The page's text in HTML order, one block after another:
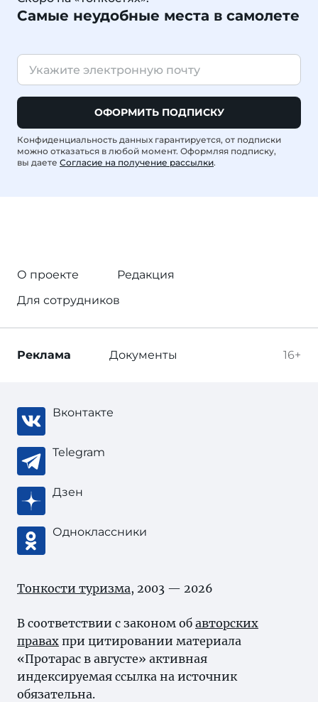
Самые неудобные места в самолете
ОФОРМИТЬ ПОДПИСКУ
Конфиденциальность данных гарантируется, от подписки
можно отказаться в любой момент. Оформляя подписку,
вы даете Согласие на получение рассылки.
О проекте
Редакция
Для сотрудников
16+
Реклама Документы
Вконтакте
Telegram
Дзен
Одноклассники
Тонкости туризма, 2003 — 2026
В соответствии с законом об авторских
правах при цитировании материала
«Протарас в августе» активная
индексируемая ссылка на источник
обязательна.